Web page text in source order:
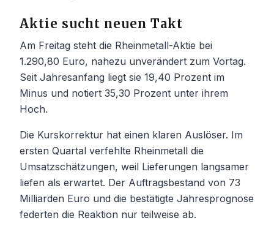
Aktie sucht neuen Takt
Am Freitag steht die Rheinmetall-Aktie bei
1.290,80 Euro, nahezu unverändert zum Vortag.
Seit Jahresanfang liegt sie 19,40 Prozent im
Minus und notiert 35,30 Prozent unter ihrem
Hoch.
Die Kurskorrektur hat einen klaren Auslöser. Im
ersten Quartal verfehlte Rheinmetall die
Umsatzschätzungen, weil Lieferungen langsamer
liefen als erwartet. Der Auftragsbestand von 73
Milliarden Euro und die bestätigte Jahresprognose
federten die Reaktion nur teilweise ab.